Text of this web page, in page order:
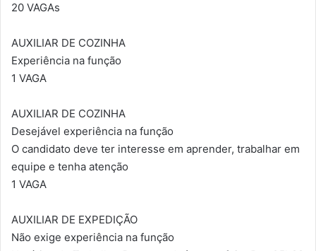
20 VAGAs
AUXILIAR DE COZINHA
Experiência na função
1 VAGA
AUXILIAR DE COZINHA
Desejável experiência na função
O candidato deve ter interesse em aprender, trabalhar em
equipe e tenha atenção
1 VAGA
AUXILIAR DE EXPEDIÇÃO
Não exige experiência na função